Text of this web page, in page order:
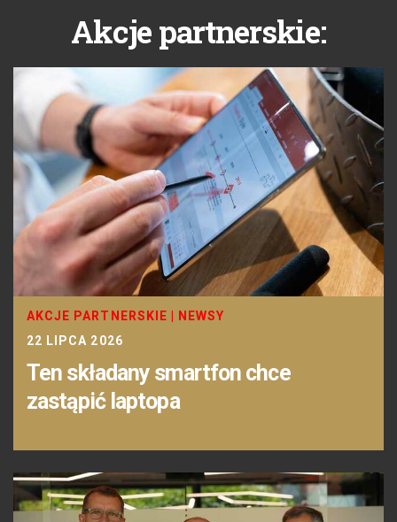
Akcje partnerskie:
AKCJE PARTNERSKIE
NEWSY
22 LIPCA 2026
Ten składany smartfon chce
zastąpić laptopa